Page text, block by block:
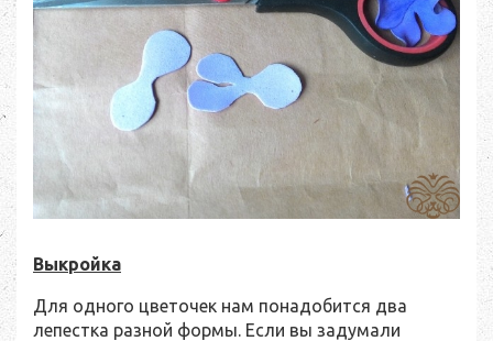
Выкройка
Для одного цветочек нам понадобится два
лепестка разной формы. Если вы задумали